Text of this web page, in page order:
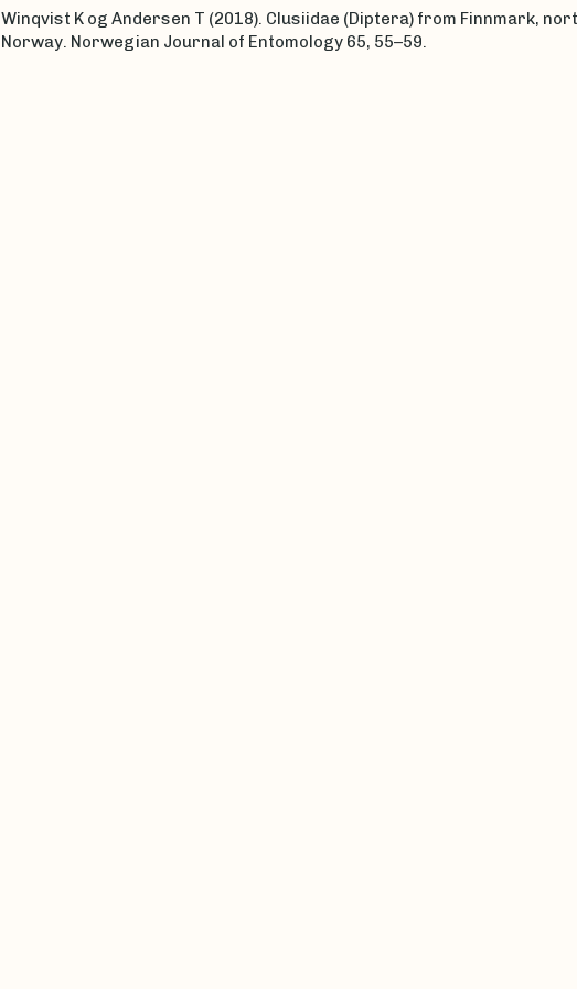
Winqvist K og Andersen T (2018). Clusiidae (Diptera) from Finnmark,
Norway. Norwegian Journal of Entomology 65, 55–59.